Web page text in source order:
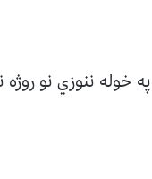
ننوزي نو روژه